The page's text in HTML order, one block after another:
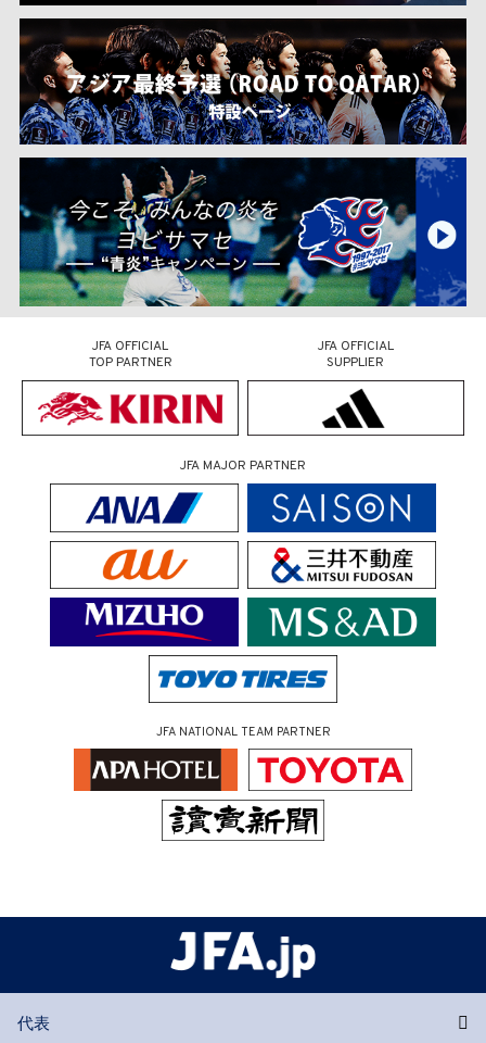
JFA OFFICIAL
TOP PARTNER
JFA OFFICIAL
SUPPLIER
JFA MAJOR PARTNER
JFA NATIONAL TEAM PARTNER
代表